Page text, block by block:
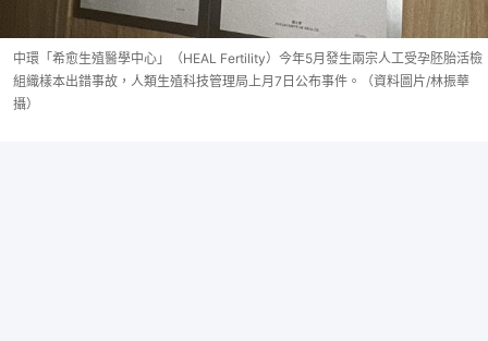
中環「希愈生殖醫學中心」（HEAL Fertility）今年5月發生兩宗人工受孕胚胎活檢
組織樣本出錯事故，人類生殖科技管理局上月7日公布事件。（資料圖片/林振華
攝）